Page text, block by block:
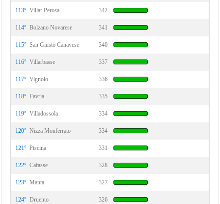
113° Villar Perosa 342
114° Bolzano Novarese 341
115° San Giusto Canavese 340
116° Villarbasse 337
117° Vignolo 336
118° Favria 335
119° Villadossola 334
120° Nizza Monferrato 334
121° Piscina 331
122° Cafasse 328
123° Manta 327
124° Druento 326